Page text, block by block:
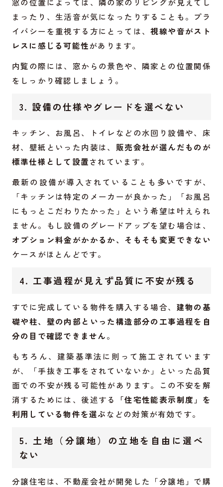
まったり、生活音が気になったりすることも。プラ
イバシーを重視する方にとっては、視線や音がスト
レスに感じる可能性があります。
内覧の際には、窓からの景色や、隣家との位置関係
をしっかり確認しましょう。
3. 設備の仕様やグレードを選べない
キッチン、お風呂、トイレなどの水回り設備や、床
材、壁紙といった内装は、 販売会社が選んだものが
標準仕様として設置されています。
最新の設備が導入されていることも多いですが、
「キッチンは特定のメーカーが良かった」「お風呂
にもっとこだわりたかった」という希望は叶えられ
ません。もし設備のグレードアップを望む場合は、
オプション料金がかかるか、そもそも変更できない
ケースがほとんどです。
4. 工事過程が見えず品質に不安が残る
すでに完成している物件を購入する場合、 建物の基
礎や柱、壁の内部といった構造部分の工事過程を自
分の目で確認できません。
もちろん、建築基準法に則って施工されています
が、「手抜き工事をされていないか」といった品質
面での不安が残る可能性があります。この不安を解
消するためには、後述する
「住宅性能表示制度」を
利用している物件を選ぶ などの対策が有効です。
5. 土地（分譲地）の立地を自由に選べ
ない
分譲住宅は、不動産会社が開発した「分譲地」で購